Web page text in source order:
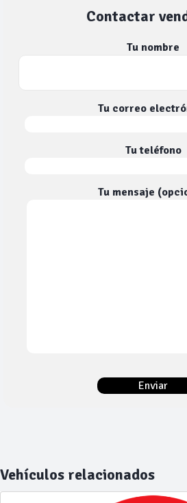
Contactar
Tu nombre
Tu correo
Tu teléfono
Tu mensaje
Vehículos relacionados